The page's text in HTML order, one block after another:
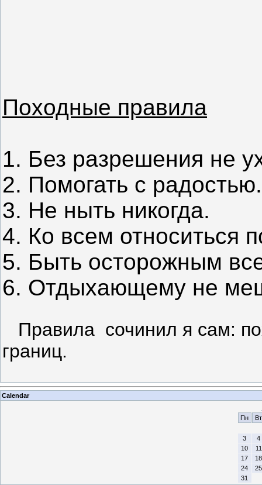
Походные правила
1. Без разрешения не
2. Помогать с радостью.
3. Не ныть никогда.
4. Ко всем относиться
5. Быть осторожным
6. Отдыхающему не
Правила сочинил я сам:
границ.
Calendar
Пн
Вт
3
4
10
11
17
18
24
25
31